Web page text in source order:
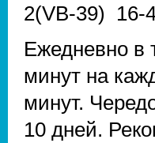
2(VB-39) 16-
Ежедневно в
минут на
минут.
10 дней.